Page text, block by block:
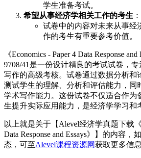
学生准备考试。
希望从事经济学相关工作的考生 ：
试卷中的内容对未来从事经
作的考生有重要参考价值。
《Economics - Paper 4 Data Response
9708/41是一份设计精良的考试试卷，
写作的高级考核。试卷通过数据分析和
测试学生的理解、分析和评估能力，同
学术写作能力。这份试卷不仅适合作为
生提升实际应用能力，是经济学学习和
以上就是关于【Alevel经济学真题下载《
Data Response and Essays》】的内容，
态，可至Alevel课程资源网获取更多信息